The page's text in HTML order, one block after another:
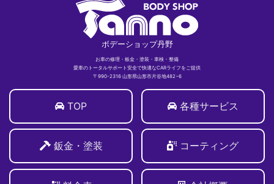
ボデーショップ丹野
お車の修理・板金・塗装・車検・整備
愛車のトータルサポート安全で快適なCARライフをご提供
〒990-2316 山形県山形市片谷地482−6
TOP 各種サービス
鈑金・塗装 コーティング